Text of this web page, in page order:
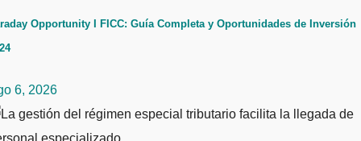
Opportunity I FICC: Guía Completa y Oportunidades de Inversión
6, 2026